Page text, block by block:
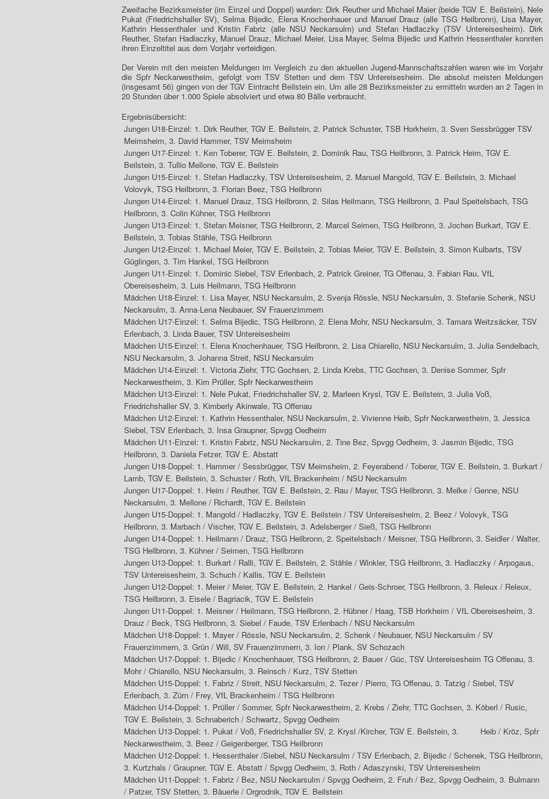
Zweifache Bezirksmeister (im Einzel und Doppel) wurden: Dirk Reuther und Michael Maier (beide TGV E. Beilstein), Nele
Pukat (Friedrichshaller SV), Selma Bijedic, Elena Knochenhauer und Manuel Drauz (alle TSG Heilbronn), Lisa Mayer,
Kathrin Hessenthaler und Kristin Fabriz (alle NSU Neckarsulm) und Stefan Hadlaczky (TSV Untereisesheim). Dirk
Reuther, Stefan Hadlaczky, Manuel Drauz, Michael Meier, Lisa Mayer, Selma Bijedic und Kathrin Hessenthaler konnten
ihren Einzeltitel aus dem Vorjahr verteidigen.
Der Verein mit den meisten Meldungen im Vergleich zu den aktuellen Jugend-Mannschaftszahlen waren wie im Vorjahr
die Spfr Neckarwestheim, gefolgt vom TSV Stetten und dem TSV Untereisesheim. Die absolut meisten Meldungen
(insgesamt 56) gingen von der TGV Eintracht Beilstein ein. Um alle 28 Bezirksmeister zu ermitteln wurden an 2 Tagen in
20 Stunden über 1.000 Spiele absolviert und etwa 80 Bälle verbraucht.
Ergebnisübersicht:
Jungen U18-Einzel: 1. Dirk Reuther, TGV E. Beilstein, 2. Patrick Schuster, TSB Horkheim, 3. Sven Sessbrügger TSV
Meimsheim, 3. David Hammer, TSV Meimsheim
Jungen U17-Einzel: 1. Ken Toberer, TGV E. Beilstein, 2. Dominik Rau, TSG Heilbronn, 3. Patrick Heim, TGV E.
Beilstein, 3. Tullio Mellone, TGV E. Beilstein
Jungen U15-Einzel: 1. Stefan Hadlaczky, TSV Untereisesheim, 2. Manuel Mangold, TGV E. Beilstein, 3. Michael
Volovyk, TSG Heilbronn, 3. Florian Beez, TSG Heilbronn
Jungen U14-Einzel: 1. Manuel Drauz, TSG Heilbronn, 2. Silas Heilmann, TSG Heilbronn, 3. Paul Speitelsbach, TSG
Heilbronn, 3. Colin Kühner, TSG Heilbronn
Jungen U13-Einzel: 1. Stefan Meisner, TSG Heilbronn, 2. Marcel Seimen, TSG Heilbronn, 3. Jochen Burkart, TGV E.
Beilstein, 3. Tobias Stähle, TSG Heilbronn
Jungen U12-Einzel: 1. Michael Meier, TGV E. Beilstein, 2. Tobias Meier, TGV E. Beilstein, 3. Simon Kulbarts, TSV
Güglingen, 3. Tim Hankel, TSG Heilbronn
Jungen U11-Einzel: 1. Dominic Siebel, TSV Erlenbach, 2. Patrick Greiner, TG Offenau, 3. Fabian Rau, VfL
Obereisesheim, 3. Luis Heilmann, TSG Heilbronn
Mädchen U18-Einzel: 1. Lisa Mayer, NSU Neckarsulm, 2. Svenja Rössle, NSU Neckarsulm, 3. Stefanie Schenk, NSU
Neckarsulm, 3. Anna-Lena Neubauer, SV Frauenzimmern
Mädchen U17-Einzel: 1. Selma Bijedic, TSG Heilbronn, 2. Elena Mohr, NSU Neckarsulm, 3. Tamara Weitzsäcker, TSV
Erlenbach, 3. Linda Bauer, TSV Untereisesheim
Mädchen U15-Einzel: 1. Elena Knochenhauer, TSG Heilbronn, 2. Lisa Chiarello, NSU Neckarsulm, 3. Julia Sendelbach,
NSU Neckarsulm, 3. Johanna Streit, NSU Neckarsulm
Mädchen U14-Einzel: 1. Victoria Ziehr, TTC Gochsen, 2. Linda Krebs, TTC Gochsen, 3. Denise Sommer, Spfr
Neckarwestheim, 3. Kim Prüller, Spfr Neckarwestheim
Mädchen U13-Einzel: 1. Nele Pukat, Friedrichshaller SV, 2. Marleen Krysl, TGV E. Beilstein, 3. Julia Voß,
Friedrichshaller SV, 3. Kimberly Akinwale, TG Offenau
Mädchen U12-Einzel: 1. Kathrin Hessenthaler, NSU Neckarsulm, 2. Vivienne Heib, Spfr Neckarwestheim, 3. Jessica
Siebel, TSV Erlenbach, 3. Insa Graupner, Spvgg Oedheim
Mädchen U11-Einzel: 1. Kristin Fabriz, NSU Neckarsulm, 2. Tine Bez, Spvgg Oedheim, 3. Jasmin Bijedic, TSG
Heilbronn, 3. Daniela Fetzer, TGV E. Abstatt
Jungen U18-Doppel: 1. Hammer / Sessbrügger, TSV Meimsheim, 2. Feyerabend / Toberer, TGV E. Beilstein, 3. Burkart /
Lamb, TGV E. Beilstein, 3. Schuster / Roth, VfL Brackenheim / NSU Neckarsulm
Jungen U17-Doppel: 1. Heim / Reuther, TGV E. Beilstein, 2. Rau / Mayer, TSG Heilbronn, 3. Melke / Genne, NSU
Neckarsulm, 3. Mellone / Richardt, TGV E. Beilstein
Jungen U15-Doppel: 1. Mangold / Hadlaczky, TGV E. Beilstein / TSV Untereisesheim, 2. Beez / Volovyk, TSG
Heilbronn, 3. Marbach / Vischer, TGV E. Beilstein, 3. Adelsberger / Sieß, TSG Heilbronn
Jungen U14-Doppel: 1. Heilmann / Drauz, TSG Heilbronn, 2. Speitelsbach / Meisner, TSG Heilbronn, 3. Seidler / Walter,
TSG Heilbronn, 3. Kühner / Seimen, TSG Heilbronn
Jungen U13-Doppel: 1. Burkart / Ralli, TGV E. Beilstein, 2. Stähle / Winkler, TSG Heilbronn, 3. Hadlaczky / Arpogaus,
TSV Untereisesheim, 3. Schuch / Kallis, TGV E. Beilstein
Jungen U12-Doppel: 1. Meier / Meier, TGV E. Beilstein, 2. Hankel / Geis-Schroer, TSG Heilbronn, 3. Releux / Releux,
TSG Heilbronn, 3. Eisele / Bagriacik, TGV E. Beilstein
Jungen U11-Doppel: 1. Meisner / Heilmann, TSG Heilbronn, 2. Hübner / Haag, TSB Horkheim / VfL Obereisesheim, 3.
Drauz / Beck, TSG Heilbronn, 3. Siebel / Faude, TSV Erlenbach / NSU Neckarsulm
Mädchen U18-Doppel: 1. Mayer / Rössle, NSU Neckarsulm, 2. Schenk / Neubauer, NSU Neckarsulm / SV
Frauenzimmern, 3. Grün / Will, SV Frauenzimmern, 3. Ion / Plank, SV Schozach
Mädchen U17-Doppel: 1. Bijedic / Knochenhauer, TSG Heilbronn, 2. Bauer / Güc, TSV Untereisesheim TG Offenau, 3.
Mohr / Chiarello, NSU Neckarsulm, 3. Reinsch / Kurz, TSV Stetten
Mädchen U15-Doppel: 1. Fabriz / Streit, NSU Neckarsulm, 2. Tezer / Pierro, TG Offenau, 3. Tatzig / Siebel, TSV
Erlenbach, 3. Zürn / Frey, VfL Brackenheim / TSG Heilbronn
Mädchen U14-Doppel: 1. Prüller / Sommer, Spfr Neckarwestheim, 2. Krebs / Ziehr, TTC Gochsen, 3. Köberl / Rusic,
TGV E. Beilstein, 3. Schnaberich / Schwartz, Spvgg Oedheim
Mädchen U13-Doppel: 1. Pukat / Voß, Friedrichshaller SV, 2. Krysl /Kircher, TGV E. Beilstein, 3. Heib / Kröz, Spfr
Neckarwestheim, 3. Beez / Geigenberger, TSG Heilbronn
Mädchen U12-Doppel: 1. Hessenthaler /Siebel, NSU Neckarsulm / TSV Erlenbach, 2. Bijedic / Schenek, TSG Heilbronn,
3. Kurtzhals / Graupner, TGV E. Abstatt / Spvgg Oedheim, 3. Roth / Adaszynski, TSV Untereisesheim
Mädchen U11-Doppel: 1. Fabriz / Bez, NSU Neckarsulm / Spvgg Oedheim, 2. Fruh / Bez, Spvgg Oedheim, 3. Bulmann
/ Patzer, TSV Stetten, 3. Bäuerle / Orgrodnik, TGV E. Beilstein